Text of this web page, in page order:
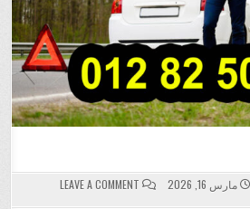
مارس 16, 2026 LEAVE A COMMENT
ON
ونش
إنقاذ